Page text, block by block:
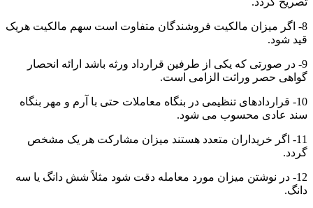
8- اگر میزان مالکیت فروشندگان متفاوت است سهم مالکیت هریک
قید شود.
9- در صورتی که یکی از طرفین قرارداد ورثه باشد ارائه انحصار
گواهی حصر وراثت الزامی است.
10- قراردادهای تنظیمی در بنگاه معاملات حتی با آرم و مهر بنگاه
سند عادی محسوب می شود.
11- اگر خریداران متعدد هستند میزان مشارکت هر یک مشخص
گردد.
12- در نوشتن میزان مورد معامله دقت شود مثلاً شش دانگ یا سه
دانگ.